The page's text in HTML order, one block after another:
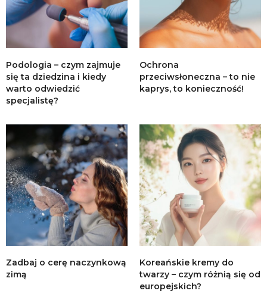
Podologia – czym zajmuje
się ta dziedzina i kiedy
warto odwiedzić
specjalistę?
Ochrona
przeciwsłoneczna – to nie
kaprys, to konieczność!
Zadbaj o cerę naczynkową
zimą
Koreańskie kremy do
twarzy – czym różnią się od
europejskich?